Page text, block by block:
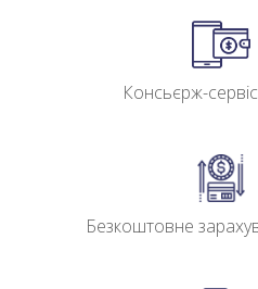
Консьєрж-
Безкоштовне